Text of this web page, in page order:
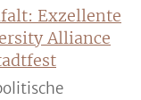
Exzellente
Alliance